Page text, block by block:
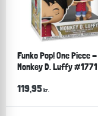
Funko Pop! One Piece -
Monkey D. Luffy #1771
119,95 kr.